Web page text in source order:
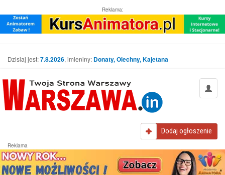
Reklama:
Dzisiaj jest:7.8.2026, imieniny: Donaty, Olechny, Kajetana
Dodaj ogłoszenie
Reklama